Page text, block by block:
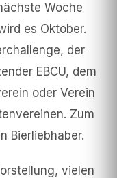
Woche
es Oktober.
der
EBCU, dem
oder Verein
Zum
Bierliebhaber.
vielen